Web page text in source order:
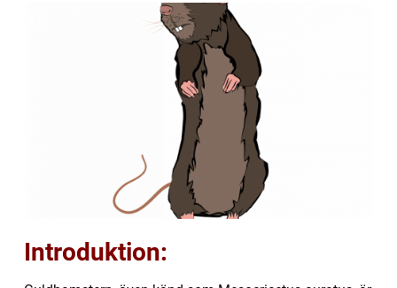
Introduktion: